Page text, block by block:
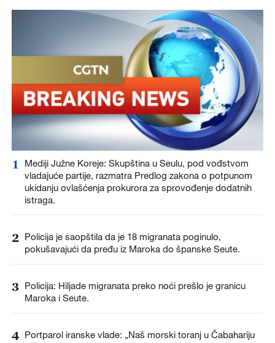
1
Mediji Južne Koreje: Skupština u Seulu, pod vođstvom
vladajuće partije, razmatra Predlog zakona o potpunom
ukidanju ovlašćenja prokurora za sprovođenje dodatnih
istraga.
2 Policija je saopštila da je 18 migranata poginulo,
pokušavajući da pređu iz Maroka do španske Seute.
3 Policija: Hiljade migranata preko noći prešlo je granicu
Maroka i Seute.
4 Portparol iranske vlade: „Naš morski toranj u Čabahariju